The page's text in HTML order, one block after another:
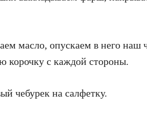
масло, опускаем в него наш
корочку с каждой стороны.
чебурек на салфетку.